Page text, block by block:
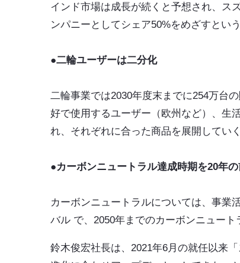
インド市場は成長が続くと予想され、ス
ンパニーとしてシェア50%をめざすとい
●二輪ユーザーは二分化
二輪事業では2030年度末までに254万台
好で使用するユーザー（欧州など）、生
れ、それぞれに合った商品を展開していく
●カーボンニュートラル達成時期を20年の
カーボンニュートラルについては、事業
バル で、2050年までのカーボンニュー
鈴木俊宏社長は、2021年6月の就任以来